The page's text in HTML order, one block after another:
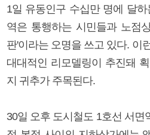
1일 유동인구 수십만 명에 달
역은 통행하는 시민들과 노점
판'이라는 오명을 쓰고 있다. 이
대대적인 리모델링이 추진돼
지 귀추가 주목된다.
30일 오후 도시철도 1호선 서면